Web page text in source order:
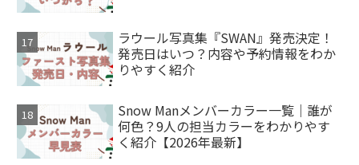
ラウール写真集『SWAN』発売決定！
発売日はいつ？内容や予約情報をわか
りやすく紹介
Snow Manメンバーカラー一覧｜誰が
何色？9人の担当カラーをわかりやす
く紹介【2026年最新】